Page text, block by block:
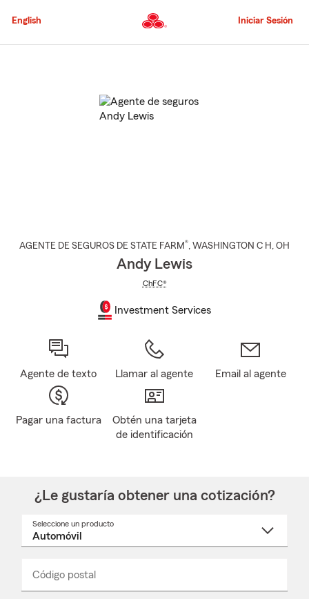
al
principal
English Iniciar Sesión
AGENTE DE SEGUROS DE STATE FARM®, WASHINGTON C H , OH
Andy Lewis
ChFC®
Investment Services
Agente de texto Llamar al agente Email al agente
Pagar una factura
Obtén una tarjeta
de identificación
¿Le gustaría obtener una cotización?
Seleccione un producto
desplegable
Código postal
_____